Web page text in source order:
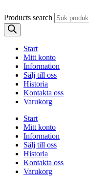
Products search
Start
Mitt konto
Information
Sälj till oss
Historia
Kontakta oss
Varukorg
Start
Mitt konto
Information
Sälj till oss
Historia
Kontakta oss
Varukorg